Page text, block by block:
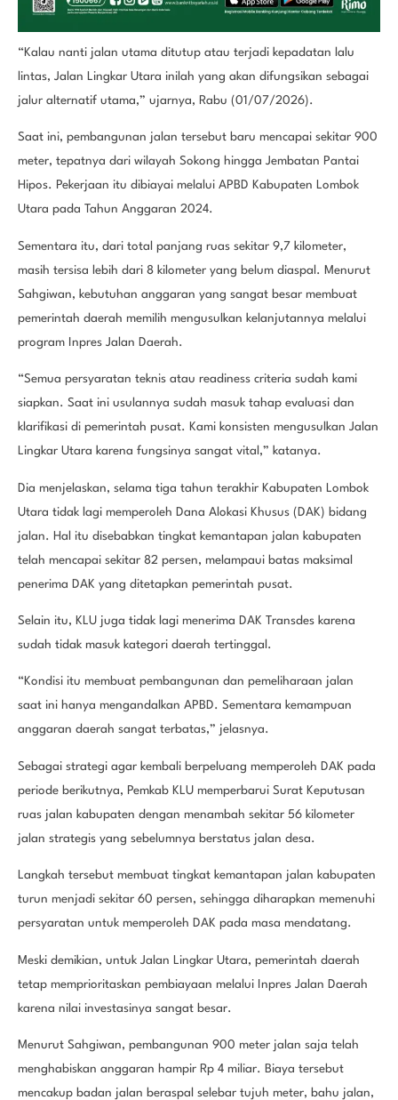
“Kalau nanti jalan utama ditutup atau terjadi kepadatan lalu
lintas, Jalan Lingkar Utara inilah yang akan difungsikan sebagai
jalur alternatif utama,” ujarnya, Rabu (01/07/2026).
Saat ini, pembangunan jalan tersebut baru mencapai sekitar 900
meter, tepatnya dari wilayah Sokong hingga Jembatan Pantai
Hipos. Pekerjaan itu dibiayai melalui APBD Kabupaten Lombok
Utara pada Tahun Anggaran 2024.
Sementara itu, dari total panjang ruas sekitar 9,7 kilometer,
masih tersisa lebih dari 8 kilometer yang belum diaspal. Menurut
Sahgiwan, kebutuhan anggaran yang sangat besar membuat
pemerintah daerah memilih mengusulkan kelanjutannya melalui
program Inpres Jalan Daerah.
“Semua persyaratan teknis atau readiness criteria sudah kami
siapkan. Saat ini usulannya sudah masuk tahap evaluasi dan
klarifikasi di pemerintah pusat. Kami konsisten mengusulkan Jalan
Lingkar Utara karena fungsinya sangat vital,” katanya.
Dia menjelaskan, selama tiga tahun terakhir Kabupaten Lombok
Utara tidak lagi memperoleh Dana Alokasi Khusus (DAK) bidang
jalan. Hal itu disebabkan tingkat kemantapan jalan kabupaten
telah mencapai sekitar 82 persen, melampaui batas maksimal
penerima DAK yang ditetapkan pemerintah pusat.
Selain itu, KLU juga tidak lagi menerima DAK Transdes karena
sudah tidak masuk kategori daerah tertinggal.
“Kondisi itu membuat pembangunan dan pemeliharaan jalan
saat ini hanya mengandalkan APBD. Sementara kemampuan
anggaran daerah sangat terbatas,” jelasnya.
Sebagai strategi agar kembali berpeluang memperoleh DAK pada
periode berikutnya, Pemkab KLU memperbarui Surat Keputusan
ruas jalan kabupaten dengan menambah sekitar 56 kilometer
jalan strategis yang sebelumnya berstatus jalan desa.
Langkah tersebut membuat tingkat kemantapan jalan kabupaten
turun menjadi sekitar 60 persen, sehingga diharapkan memenuhi
persyaratan untuk memperoleh DAK pada masa mendatang.
Meski demikian, untuk Jalan Lingkar Utara, pemerintah daerah
tetap memprioritaskan pembiayaan melalui Inpres Jalan Daerah
karena nilai investasinya sangat besar.
Menurut Sahgiwan, pembangunan 900 meter jalan saja telah
menghabiskan anggaran hampir Rp 4 miliar. Biaya tersebut
mencakup badan jalan beraspal selebar tujuh meter, bahu jalan,